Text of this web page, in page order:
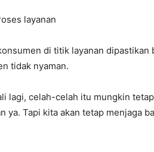
layanan
di titik layanan dipastikan
tidak nyaman.
lagi, celah-celah itu mungkin
ya. Tapi kita akan tetap menjaga